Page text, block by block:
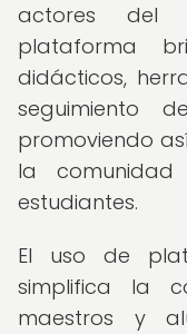
actores del
plataforma
didácticos,
seguimiento
promoviendo
la
estudiantes.
El uso de
simplifica la
maestros y